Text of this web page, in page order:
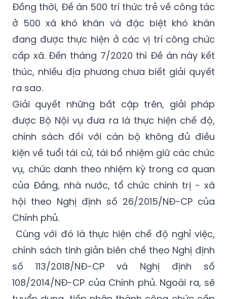
Đồng thời, Đề án 500 trí thức trẻ về công tác
ở 500 xã khó khăn và đặc biệt khó khăn
đang được thực hiện ở các vị trí công chức
cấp xã. Đến tháng 7/2020 thì Đề án này kết
thúc, nhiều địa phương chưa biết giải quyết
ra sao.
Giải quyết những bất cập trên, giải pháp
được Bộ Nội vụ đưa ra là thực hiện chế độ,
chính sách đối với cán bộ không đủ điều
kiện về tuổi tái cử, tái bổ nhiệm giữ các chức
vụ, chức danh theo nhiệm kỳ trong cơ quan
của Đảng, nhà nước, tổ chức chính trị - xã
hội theo Nghị định số 26/2015/NĐ-CP của
Chính phủ.
Cùng với đó là thực hiện chế độ nghỉ việc,
chính sách tinh giản biên chế theo Nghị định
số 113/2018/NĐ-CP và Nghị định số
108/2014/NĐ-CP của Chính phủ. Ngoài ra, sẽ